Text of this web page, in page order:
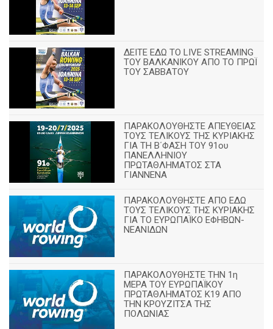
ΔΕΙΤΕ ΕΔΩ ΤΟ LIVE STREAMING
TOY ΒΑΛΚΑΝΙΚΟΥ ΑΠΟ ΤΟ ΠΡΩΪ
ΤΟΥ ΣΑΒΒΑΤΟΥ
ΠΑΡΑΚΟΛΟΥΘΗΣΤΕ ΑΠΕΥΘΕΙΑΣ
ΤΟΥΣ ΤΕΛΙΚΟΥΣ ΤΗΣ ΚΥΡΙΑΚΗΣ
ΓΙΑ ΤΗ Β΄ΦΑΣΗ ΤΟΥ 91ου
ΠΑΝΕΛΛΗΝΙΟΥ
ΠΡΩΤΑΘΛΗΜΑΤΟΣ ΣΤΑ
ΓΙΑΝΝΕΝΑ
ΠΑΡΑΚΟΛΟΥΘΗΣΤΕ ΑΠΟ ΕΔΩ
ΤΟΥΣ ΤΕΛΙΚΟΥΣ ΤΗΣ ΚΥΡΙΑΚΗΣ
ΓΙΑ ΤΟ ΕΥΡΩΠΑΪΚΟ ΕΦΗΒΩΝ-
ΝΕΑΝΙΔΩΝ
ΠΑΡΑΚΟΛΟΥΘΗΣΤΕ ΤΗΝ 1η
ΜΕΡΑ ΤΟΥ ΕΥΡΩΠΑΪΚΟΥ
ΠΡΩΤΑΘΛΗΜΑΤΟΣ Κ19 ΑΠΟ
ΤΗΝ ΚΡΟΥΖΙΤΣΑ ΤΗΣ
ΠΟΛΩΝΙΑΣ